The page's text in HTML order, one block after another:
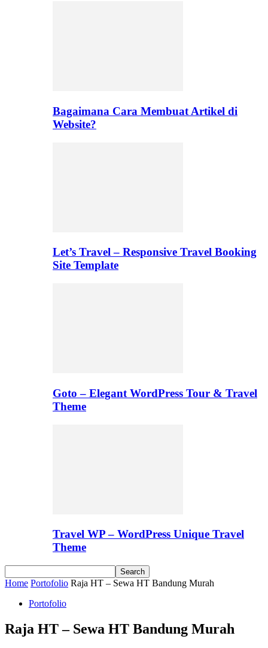
Bagaimana Cara Membuat Artikel di
Website?
Let’s Travel – Responsive Travel Booking
Site Template
Goto – Elegant WordPress Tour & Travel
Theme
Travel WP – WordPress Unique Travel
Theme
Home Portofolio Raja HT – Sewa HT Bandung Murah
Portofolio
Raja HT – Sewa HT Bandung Murah